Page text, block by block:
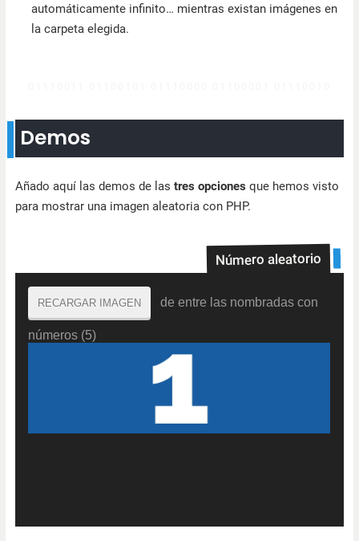
automáticamente infinito… mientras existan imágenes en
la carpeta elegida.
Demos
Añado aquí las demos de las tres opciones que hemos visto
para mostrar una imagen aleatoria con PHP.
Número aleatorio